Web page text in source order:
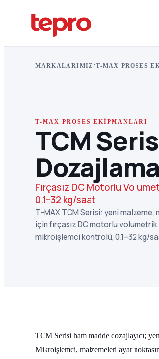
MARKALARIMIZ ›T-MAX PROSES
T-MAX PROSES EKIPMANLARI
TCM
Fırçasız DC Motorlu
0.1–32 kg/saat
T-MAX TCM Serisi: yeni
için fırçasız DC motorlu volumetrik
mikroişlemci kontrolü, 0.1–32 kg/
TCM Serisi ham madde dozajlayıcı;
Mikroişlemci, malzemeleri ayar